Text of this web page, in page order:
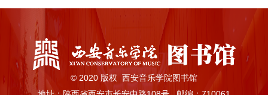
© 2020 版权 西安音乐学院图书馆